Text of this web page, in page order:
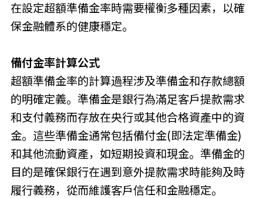
在設定超額準備金率時需要權衡多種因素，以確
保金融體系的健康穩定。
備付金率計算公式
超額準備金率的計算過程涉及準備金和存款總額
的明確定義。準備金是銀行為滿足客戶提款需求
和支付義務而存放在央行或其他合格資產中的資
金。這些準備金通常包括備付金(即法定準備金)
和其他流動資產，如短期投資和現金。準備金的
目的是確保銀行在遇到意外提款需求時能夠及時
履行義務，從而維護客戶信任和金融穩定。